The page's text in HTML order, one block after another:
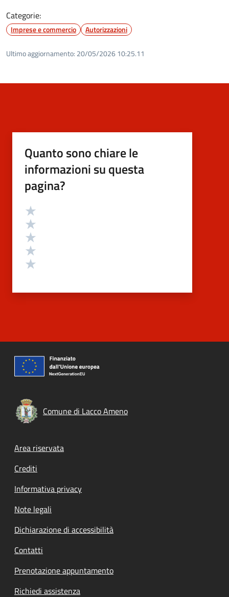
Categorie:
Imprese e commercio Autorizzazioni
Ultimo aggiornamento: 20/05/2026 10:25.11
Quanto sono chiare le
informazioni su questa
pagina?
Valutazione
Comune di Lacco Ameno
Footer menu
Area riservata
Crediti
Informativa privacy
Note legali
Dichiarazione di accessibilità
Contatti
Prenotazione appuntamento
Richiedi assistenza